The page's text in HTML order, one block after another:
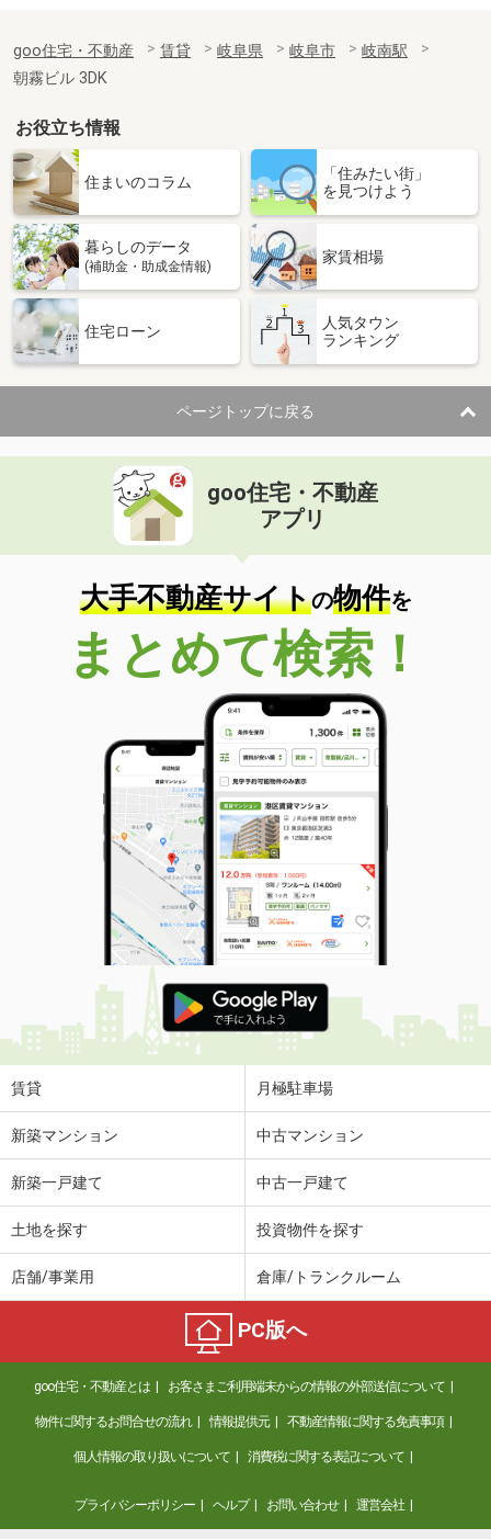
goo住宅・不動産 賃貸 岐阜県 岐阜市
岐南駅
朝霧ビル 3DK
お役立ち情報
住まいのコラム
「住みたい街」
を見つけよう
暮らしのデータ
(補助金・助成金情報)
家賃相場
住宅ローン
人気タウン
ランキング
ページトップに戻る
goo住宅・不動産
アプリ
大手不動産サイトの物件を
まとめて検索！
賃貸 月極駐車場
新築マンション 中古マンション
新築一戸建て 中古一戸建て
土地を探す 投資物件を探す
店舗/事業用 倉庫/トランクルーム
PC版へ
goo住宅・不動産とは お客さまご利用端末からの情報の外部送信について
物件に関するお問合せの流れ 情報提供元 不動産情報に関する免責事項
個人情報の取り扱いについて 消費税に関する表記について
プライバシーポリシー ヘルプ お問い合わせ 運営会社